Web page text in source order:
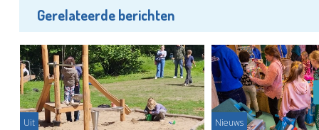
Gerelateerde berichten
Uit Nieuws